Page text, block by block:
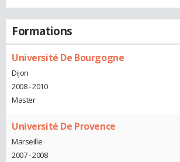
Formations
Université De Bourgogne
Dijon
2008 - 2010
Master
Université De Provence
Marseille
2007 - 2008